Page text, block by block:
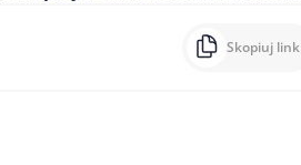
Skopiuj link